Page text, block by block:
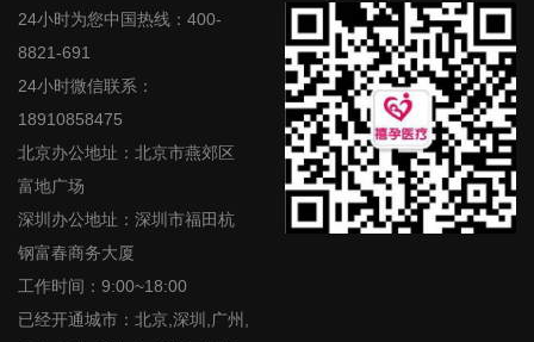
24小时为您中国热线：400-
8821-691
24小时微信联系：
18910858475
北京办公地址：北京市燕郊区
富地广场
深圳办公地址：深圳市福田杭
钢富春商务大厦
工作时间：9:00~18:00
已经开通城市：北京,深圳,广州,